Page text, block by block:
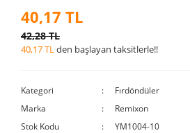
40,17 TL
42,28 TL
40,17 TLden başlayan taksitlerle!!
Kategori
Fırdöndüler
Marka
Remixon
Stok Kodu
YM1004-10